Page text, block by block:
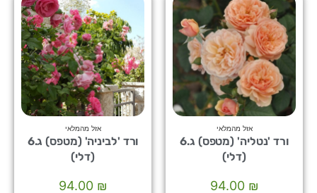
אזל מהמלאי
ורד 'נטליה' (מטפס) ג.6
(דלי)
₪
94.00
אזל מהמלאי
ורד 'לביניה' (מטפס) ג.6
(דלי)
₪
94.00